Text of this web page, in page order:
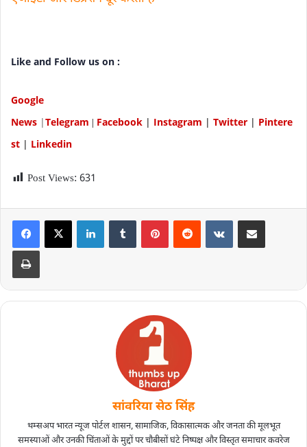
Like and Follow us on :
Google
News |Telegram | Facebook | Instagram | Twitter | Pintere
st | Linkedin
Post Views: 631
सांवरिया सेठ सिंह
थम्सअप भारत न्यूज पोर्टल शासन, सामाजिक, विकासात्मक और जनता की मूलभूत
समस्याओं और उनकी चिंताओं के मुद्दों पर चौबीसों घंटे निष्पक्ष और विस्तृत समाचार कवरेज